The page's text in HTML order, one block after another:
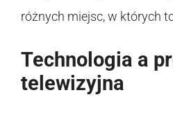
różnych miejsc, w których
Technologia a
telewizyjna